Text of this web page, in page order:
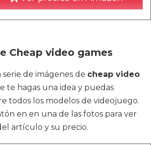
Cheap video games
de imágenes de cheap video
te hagas una idea y puedas
todos los modelos de videojuego.
en en una de las fotos para ver
artículo y su precio.